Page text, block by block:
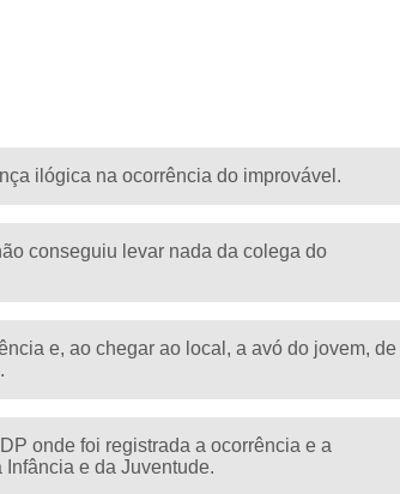
ilógica na ocorrência do improvável.
conseguiu levar nada da colega do
e, ao chegar ao local, a avó do jovem, de
onde foi registrada a ocorrência e a
e da Juventude.